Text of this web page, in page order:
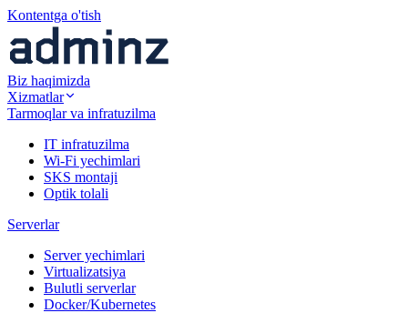
Kontentga o'tish
Biz haqimizda
Xizmatlar
Tarmoqlar va infratuzilma
IT infratuzilma
Wi-Fi yechimlari
SKS montaji
Optik tolali
Serverlar
Server yechimlari
Virtualizatsiya
Bulutli serverlar
Docker/Kubernetes